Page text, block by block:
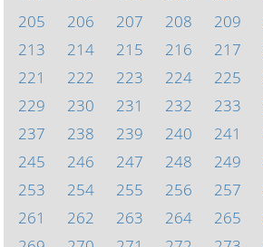
205
206 207 208 209
213
214 215 216 217
221
222 223 224 225
229
230 231 232 233
237
238 239 240 241
245
246 247 248 249
253
254 255 256 257
261
262 263 264 265